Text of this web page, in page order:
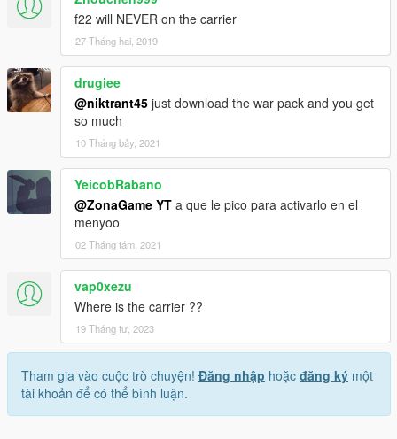
f22 will NEVER on the carrier
27 Tháng hai, 2019
drugiee
@niktrant45 just download the war pack and you get
so much
10 Tháng bảy, 2021
YeicobRabano
@ZonaGame YT a que le pico para activarlo en el
menyoo
02 Tháng tám, 2021
vap0xezu
Where is the carrier ??
19 Tháng tư, 2023
Tham gia vào cuộc trò chuyện! Đăng nhập hoặc đăng ký một
tài khoản để có thể bình luận.